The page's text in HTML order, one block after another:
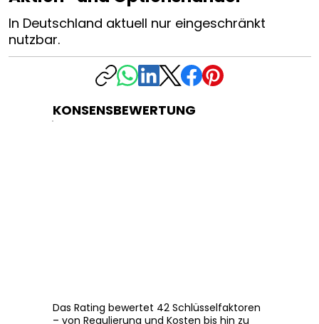
In Deutschland aktuell nur eingeschränkt
nutzbar.
KONSENSBEWERTUNG
Das Rating bewertet 42 Schlüsselfaktoren
– von Regulierung und Kosten bis hin zu